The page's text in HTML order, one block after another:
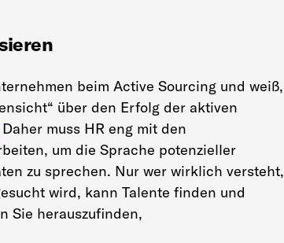
beim Active Sourcing und weiß,
über den Erfolg der aktiven
Daher muss HR eng mit den
um die Sprache potenzieller
zu sprechen. Nur wer wirklich versteht,
wird, kann Talente finden und
Sie herauszufinden,